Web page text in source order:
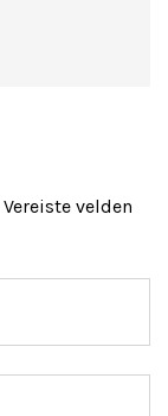
Vereiste velden